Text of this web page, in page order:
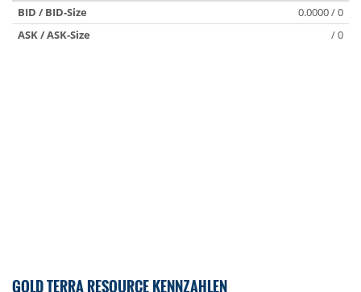
BID / BID-Size
0.0000 / 0
ASK / ASK-Size
/ 0
GOLD TERRA RESOURCE KENNZAHLEN